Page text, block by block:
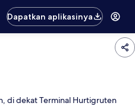
Dapatkan aplikasinya
di dekat Terminal Hurtigruten